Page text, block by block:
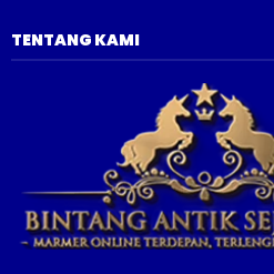
TENTANG KAMI